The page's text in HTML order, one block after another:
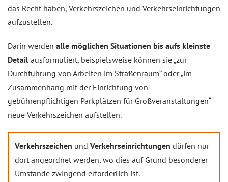
das Recht haben, Verkehrszeichen und Verkehrseinrichtungen
aufzustellen.
Darin werden alle möglichen Situationen bis aufs kleinste
Detail ausformuliert, beispielsweise können sie „zur
Durchführung von Arbeiten im Straßenraum“ oder „im
Zusammenhang mit der Einrichtung von
gebührenpflichtigen Parkplätzen für Großveranstaltungen“
neue Verkehrszeichen aufstellen.
Verkehrszeichen und Verkehrseinrichtungen dürfen nur
dort angeordnet werden, wo dies auf Grund besonderer
Umstände zwingend erforderlich ist.